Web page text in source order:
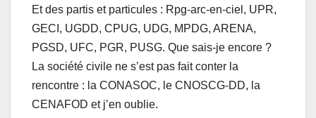
Et des partis et particules : Rpg-arc-en-ciel, UPR,
GECI, UGDD, CPUG, UDG, MPDG, ARENA,
PGSD, UFC, PGR, PUSG. Que sais-je encore ?
La société civile ne s’est pas fait conter la
rencontre : la CONASOC, le CNOSCG-DD, la
CENAFOD et j’en oublie.